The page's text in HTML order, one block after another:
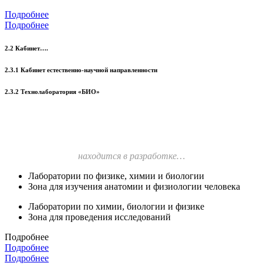
Подробнее
Подробнее
2.2 Кабинет….
2.3.1 Кабинет естественно-научной направленности
2.3.2 Технолаборатория «БИО»
находится в разработке…
Лаборатории по физике, химии и биологии
Зона для изучения анатомии и физиологии человека
Лаборатории по химии, биологии и физике
Зона для проведения исследований
Подробнее
Подробнее
Подробнее